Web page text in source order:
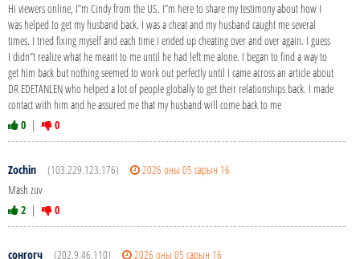
Hi viewers online, I”m Cindy from the US. I”m here to share my testimony about how I
was helped to get my husband back. I was a cheat and my husband caught me several
times. I tried fixing myself and each time I ended up cheating over and over again. I guess
I didn”t realize what he meant to me until he had left me alone. I began to find a way to
get him back but nothing seemed to work out perfectly until I came across an article about
DR EDETANLEN who helped a lot of people globally to get their relationships back. I made
contact with him and he assured me that my husband will come back to me
0 | 0
Zochin (103.229.123.176)
2026 оны 05 сарын 16
Mash zuv
2 | 0
сонгогч (202.9.46.110) 2026 оны 05 сарын 16